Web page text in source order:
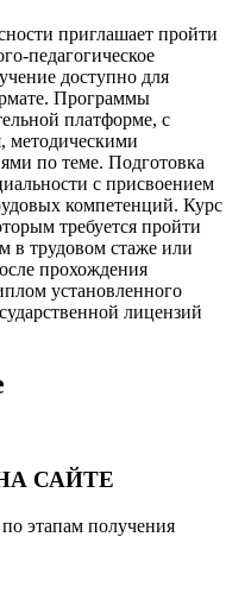
приглашает пройти
педагогическое
доступно для
Программы
платформе, с
методическими
по теме. Подготовка
с присвоением
компетенций. Курс
требуется пройти
в трудовом стаже или
прохождения
установленного
лицензий
САЙТЕ
этапам получения